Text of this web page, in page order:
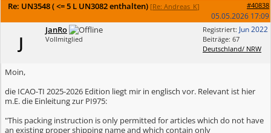
Re: UN3548 ( <= 5 L UN3082 enthalten) [Re: Andreas_K] #40838
05.05.2026 17:09
Registriert: Jun 2022
Beiträge: 67
Deutschland/ NRW
J
JanRo
Vollmitglied
Moin,
die ICAO-TI 2025-2026 Edition liegt mir in englisch vor. Relevant ist hier
m.E. die Einleitung zur PI975:
"This packing instruction is only permitted for articles which do not have
an existing proper shipping name and which contain only